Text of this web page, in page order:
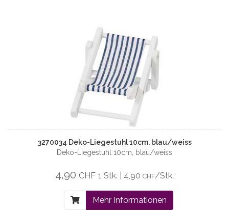
3270034 Deko-Liegestuhl 10cm, blau/weiss
Deko-Liegestuhl 10cm, blau/weiss
4,90 CHF 1 Stk. | 4,90 CHF/Stk.
Mehr Informationen